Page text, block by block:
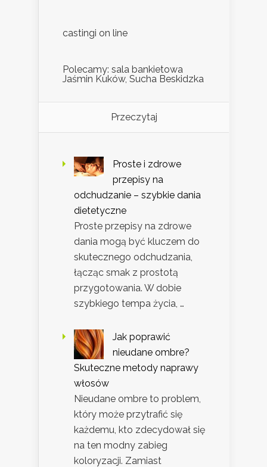
castingi on line
Polecamy: sala bankietowa
Jaśmin Kuków, Sucha Beskidzka
Przeczytaj
Proste i zdrowe
przepisy na
odchudzanie – szybkie dania
dietetyczne
Proste przepisy na zdrowe
dania mogą być kluczem do
skutecznego odchudzania,
łącząc smak z prostotą
przygotowania. W dobie
szybkiego tempa życia, …
Jak poprawić
nieudane ombre?
Skuteczne metody naprawy
włosów
Nieudane ombre to problem,
który może przytrafić się
każdemu, kto zdecydował się
na ten modny zabieg
koloryzacji. Zamiast